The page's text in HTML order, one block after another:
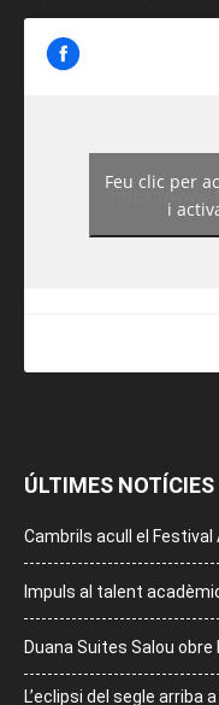
https://
Feu clic per
i
ÚLTIMES NOTÍCIES
Cambrils acull el Festival
Impuls al talent
Duana Suites Salou
L’eclipsi del segle arriba